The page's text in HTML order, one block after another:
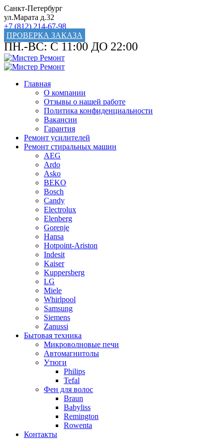
Санкт-Петербург
ул.Марата д.32
+7 (812) 214-67-98
ПРОВЕРКА ЗАКАЗА
ПН.-ВС: С 11:00 ДО 22:00
Главная
О компании
Отзывы о нашей работе
Политика конфиденциальности
Вакансии
Гарантия
Ремонт усилителей
Ремонт стиральных машин
AEG
Ardo
Asko
BEKO
Bosch
Candy
Electrolux
Elenberg
Gorenje
Hansa
Hotpoint-Ariston
Indesit
Kaiser
Kuppersberg
LG
Miele
Whirlpool
Samsung
Siemens
Zanussi
Бытовая техника
Микроволновые печи
Автомагнитолы
Утюги
Philips
Tefal
Фен для волос
Braun
Babyliss
Remington
Rowenta
Контакты